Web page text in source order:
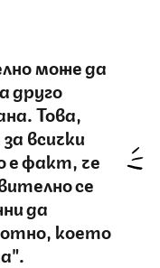
може да
друго
Това,
всички
е факт, че
се
да
което